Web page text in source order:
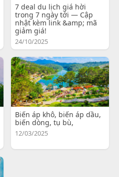
7 deal du lịch giá hời
trong 7 ngày tới — Cập
nhật kèm link &amp; mã
giảm giá!
24/10/2025
Biến áp khô, biến áp dầu,
biến dòng, tụ bù,
12/03/2025